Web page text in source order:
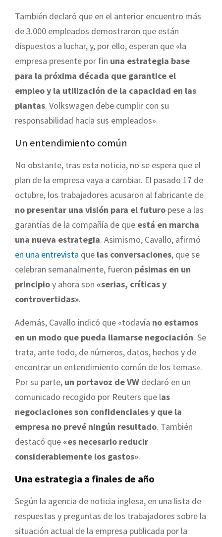
También declaró que en el anterior encuentro más
de 3.000 empleados demostraron que están
dispuestos a luchar, y, por ello, esperan que «la
empresa presente por fin una estrategia base
para la próxima década que garantice el
empleo y la utilización de la capacidad en las
plantas. Volkswagen debe cumplir con su
responsabilidad hacia sus empleados».
Un entendimiento común
No obstante, tras esta noticia, no se espera que el
plan de la empresa vaya a cambiar. El pasado 17 de
octubre, los trabajadores acusaron al fabricante de
no presentar una visión para el futuro pese a las
garantías de la compañía de que está en marcha
una nueva estrategia. Asimismo, Cavallo, afirmó
en una entrevista que las conversaciones, que se
celebran semanalmente, fueron pésimas en un
principioy ahora son «serias, críticas y
controvertidas».
Además, Cavallo indicó que «todavía no estamos
en un modo que pueda llamarse negociación. Se
trata, ante todo, de números, datos, hechos y de
encontrar un entendimiento común de los temas».
Por su parte, un portavoz de VW declaró en un
comunicado recogido por Reuters que las
negociaciones son confidenciales y que la
empresa no prevé ningún resultado. También
destacó que «es necesario reducir
considerablemente los gastos».
Una estrategia a finales de año
Según la agencia de noticia inglesa, en una lista de
respuestas y preguntas de los trabajadores sobre la
situación actual de la empresa publicada por la